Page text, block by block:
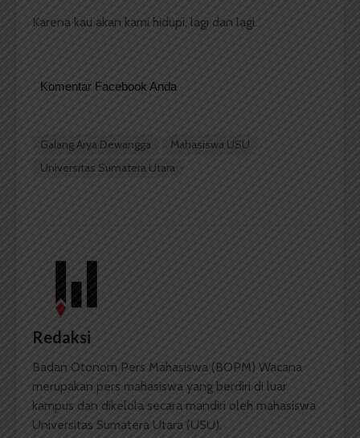
Karena kau akan kami hidupi, lagi dan lagi.
Komentar Facebook Anda
Galang Arya Dewangga
Mahasiswa USU
Universitas Sumatera Utara
Redaksi
Badan Otonom Pers Mahasiswa (BOPM) Wacana
merupakan pers mahasiswa yang berdiri di luar
kampus dan dikelola secara mandiri oleh mahasiswa
Universitas Sumatera Utara (USU).